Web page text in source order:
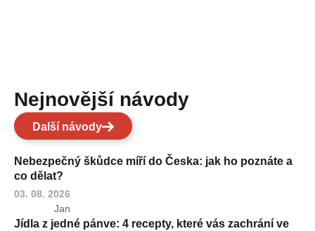
Nejnovější návody
Další návody
Nebezpečný škůdce míří do Česka: jak ho poznáte a
co dělat?
03. 08. 2026
Jan
Jídla z jedné pánve: 4 recepty, které vás zachrání ve